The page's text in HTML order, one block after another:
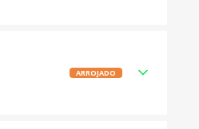
ARROJADO